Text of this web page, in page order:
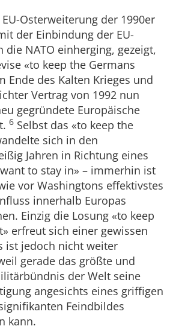
Osterweiterung der 1990er
der Einbindung der EU-
NATO einherging, gezeigt,
«to keep the Germans
Ende des Kalten Krieges und
Vertrag von 1992 nun
gegründete Europäische
6 Selbst das «to keep the
sich in den
Jahren in Richtung eines
to stay in» – immerhin ist
vor Washingtons effektivstes
innerhalb Europas
Einzig die Losung «to keep
erfreut sich einer gewissen
ist jedoch nicht weiter
gerade das größte und
der Welt seine
angesichts eines griffigen
Feindbildes
kann.